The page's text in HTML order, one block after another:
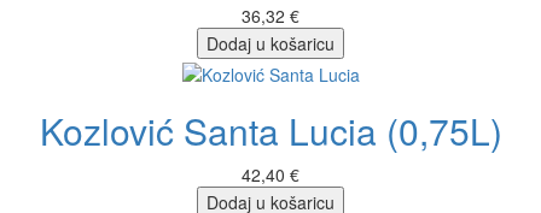
36,32 €
Dodaj u košaricu
Kozlović Santa Lucia (0,75L)
42,40 €
Dodaj u košaricu